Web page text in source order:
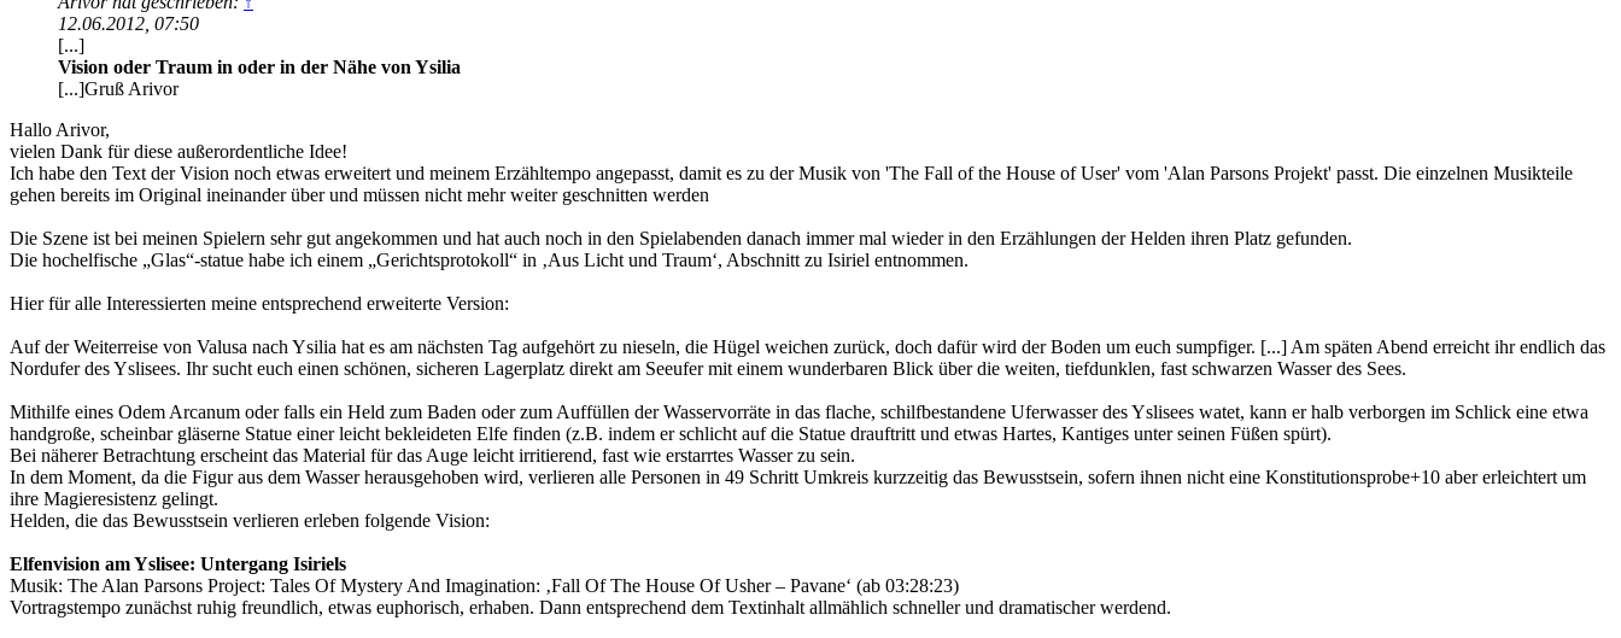
12.06.2012, 07:50
[...]
Vision oder Traum in oder in der Nähe von Ysilia
[...]Gruß Arivor
Hallo Arivor,
vielen Dank für diese außerordentliche Idee!
Ich habe den Text der Vision noch etwas erweitert und meinem Erzähltempo angepasst, damit es zu der Musik von 'The Fall of the House of User' vom 'Alan Parsons Projekt' passt. Die einzelnen Musikteile
gehen bereits im Original ineinander über und müssen nicht mehr weiter geschnitten werden
Die Szene ist bei meinen Spielern sehr gut angekommen und hat auch noch in den Spielabenden danach immer mal wieder in den Erzählungen der Helden ihren Platz gefunden.
Die hochelfische „Glas“-statue habe ich einem „Gerichtsprotokoll“ in ‚Aus Licht und Traum‘, Abschnitt zu Isiriel entnommen.
Hier für alle Interessierten meine entsprechend erweiterte Version:
Auf der Weiterreise von Valusa nach Ysilia hat es am nächsten Tag aufgehört zu nieseln, die Hügel weichen zurück, doch dafür wird der Boden um euch sumpfiger. [...] Am späten Abend erreicht ihr endlich das
Nordufer des Yslisees. Ihr sucht euch einen schönen, sicheren Lagerplatz direkt am Seeufer mit einem wunderbaren Blick über die weiten, tiefdunklen, fast schwarzen Wasser des Sees.
Mithilfe eines Odem Arcanum oder falls ein Held zum Baden oder zum Auffüllen der Wasservorräte in das flache, schilfbestandene Uferwasser des Yslisees watet, kann er halb verborgen im Schlick eine etwa
handgroße, scheinbar gläserne Statue einer leicht bekleideten Elfe finden (z.B. indem er schlicht auf die Statue drauftritt und etwas Hartes, Kantiges unter seinen Füßen spürt).
Bei näherer Betrachtung erscheint das Material für das Auge leicht irritierend, fast wie erstarrtes Wasser zu sein.
In dem Moment, da die Figur aus dem Wasser herausgehoben wird, verlieren alle Personen in 49 Schritt Umkreis kurzzeitig das Bewusstsein, sofern ihnen nicht eine Konstitutionsprobe+10 aber erleichtert um
ihre Magieresistenz gelingt.
Helden, die das Bewusstsein verlieren erleben folgende Vision:
Elfenvision am Yslisee: Untergang Isiriels
Musik: The Alan Parsons Project: Tales Of Mystery And Imagination: ‚Fall Of The House Of Usher – Pavane‘ (ab 03:28:23)
Vortragstempo zunächst ruhig freundlich, etwas euphorisch, erhaben. Dann entsprechend dem Textinhalt allmählich schneller und dramatischer werdend.